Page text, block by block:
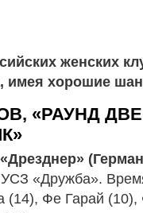
женских
имея хорошие
«РАУНД
«Дружба».
(14), Фе Гарай (10),